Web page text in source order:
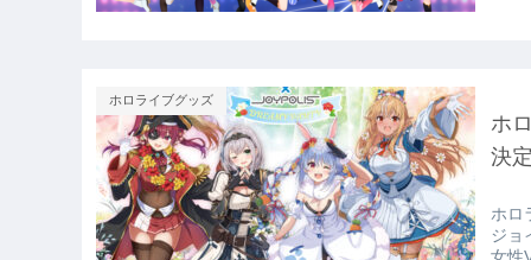
ホロライブグッズ
ホ
決
ホロラ
ジョ